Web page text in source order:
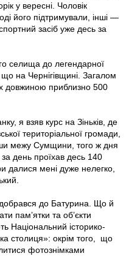
у вересні. Чоловік
його підтримували, інші —
засіб уже десь за
селища до легендарної
на Чернігівщині. Загалом
довжиною приблизно 500
я взяв курс на Зіньків, де
територіальної громади,
межу Сумщини, того ж дня
день проїхав десь 140
далися мені дуже нелегко,
до Батурина. Що й
пам’ятки та об’єкти
Національний історико-
столиця»: окрім того, що
фотознімками